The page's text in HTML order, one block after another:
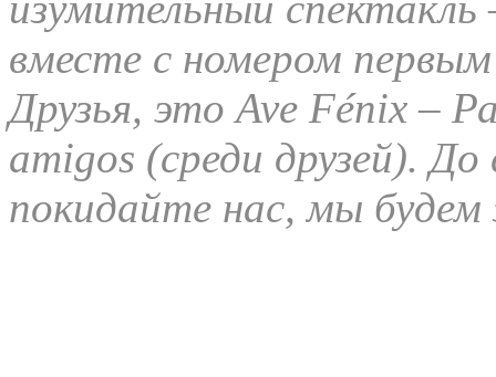
вместе с номером
Друзья, это Ave Fénix –
amigos (среди друзей).
покидайте нас, мы будем